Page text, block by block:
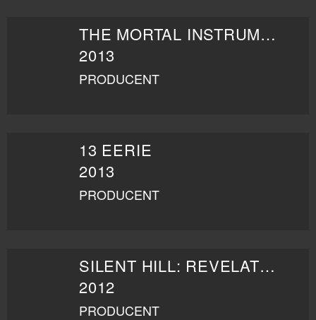
THE MORTAL INSTRUMENTS: STAD AV SKUGGOR
2013
PRODUCENT
13 EERIE
2013
PRODUCENT
SILENT HILL: REVELATION 3D
2012
PRODUCENT